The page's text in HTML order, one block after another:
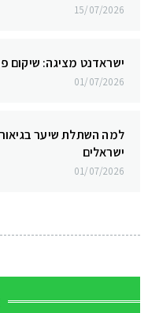
15/07/2026
ישראדנט מציגה: שיקום
01/07/2026
למה השתלת שיער
ישראלים
01/07/2026